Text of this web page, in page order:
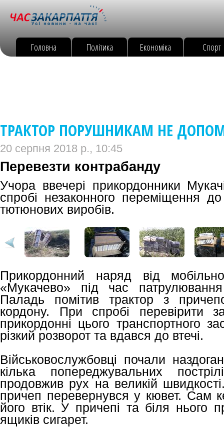
Головна Політика Економіка Спорт
ТРАКТОР ПОРУШНИКАМ НЕ
20 серпня 2018 р., 10:45
Перевезти контрабанду
Учора ввечері прикордонники
спробі незаконного переміщення
тютюнових виробів.
Прикордонний наряд від
«Мукачево» під час
Паладь помітив трактор з
кордону. При спробі перевірити
прикордонні цього транспортного
різкий розворот та вдався до втечі.
Військовослужбовці почали
кілька попереджувальних
продовжив рух на великій
причеп перевернувся у кювет. Сам
його втік. У причепі та біля нього
ящиків сигарет.